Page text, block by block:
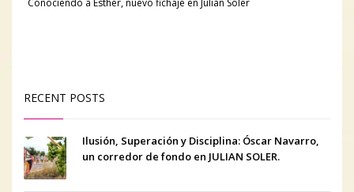
RECENT POSTS
Ilusión, Superación y Disciplina: Óscar Navarro,
un corredor de fondo en JULIAN SOLER.